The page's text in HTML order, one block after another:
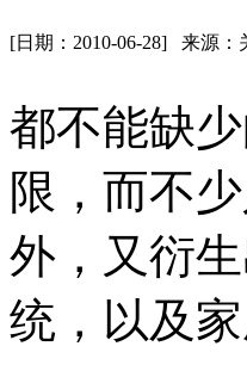
[日期：2010-06-28] 来源
都不能缺
限，而不
外，又衍
统，以及